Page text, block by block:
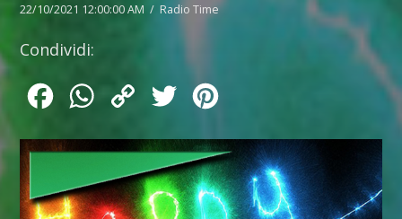
22/10/2021 12:00:00 AM / Radio Time
Condividi:
FacebookWhatsApp
Copy
Twitter